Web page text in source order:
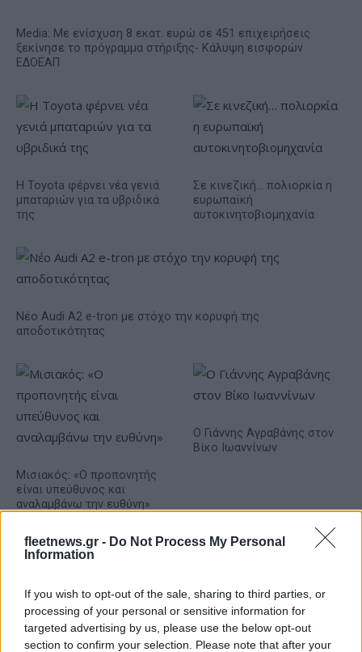
fleetnews.gr - Do Not Process My Personal
Information
If you wish to opt-out of the sale, sharing to third parties, or
processing of your personal or sensitive information for
targeted advertising by us, please use the below opt-out
section to confirm your selection. Please note that after your
Media: Με ενίσχυση 8 εκατ. ευρώ σε 451 επιχειρήσεις
ξεκίνησε το πρόγραμμα στήριξης- Κάλυψη εισφορών
ΕΔΟΕΑΠ
Η Toyota φέρνει νέα γενιά
μπαταριών για τα υβριδικά
της
Σε κινεζική… πολιορκία η
ευρωπαϊκή
αυτοκινητοβιομηχανία
Νέο Audi A2 e-tron με στόχο την κορυφή της
αποδοτικότητας
Μισιακός: «Ο προπονητής
είναι υπεύθυνος και
αναλαμβάνω την ευθύνη»
Ο Γιάννης Αγραβάνης στον
Βίκο Ιωαννίνων
Ελληνική Αναπτυξιακή Τράπεζα: Με «προίκα» 2 δισ. ευρώ
ανοίγει δρόμο για δάνεια έως 5 δισ. σε μικρομεσαίες